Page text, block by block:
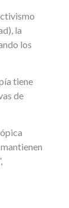
la
los
tiene
de